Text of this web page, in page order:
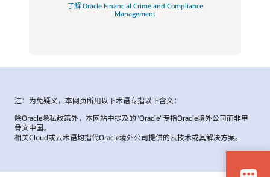
了解 Oracle Financial Crime and Compliance
Management
注：为免疑义，本网页所用以下术语专指以下含义：
除Oracle隐私政策外，本网站中提及的“Oracle”专指Oracle境外公司而非甲
骨文中国。
相关Cloud或云术语均指代Oracle境外公司提供的云技术或其解决方案。